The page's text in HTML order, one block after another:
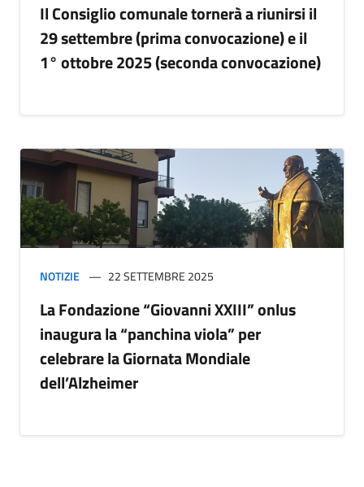
Il Consiglio comunale tornerà a riunirsi il
29 settembre (prima convocazione) e il
1° ottobre 2025 (seconda convocazione)
NOTIZIE 22 SETTEMBRE 2025
La Fondazione “Giovanni XXIII” onlus
inaugura la “panchina viola” per
celebrare la Giornata Mondiale
dell’Alzheimer